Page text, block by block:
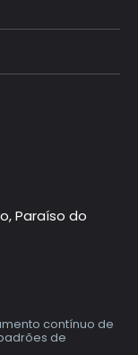
Paraíso do
contínuo de
de